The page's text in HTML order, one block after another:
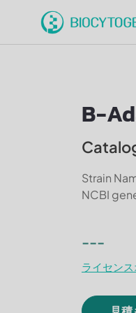
B-
Strain
NCBI
---
ライセン